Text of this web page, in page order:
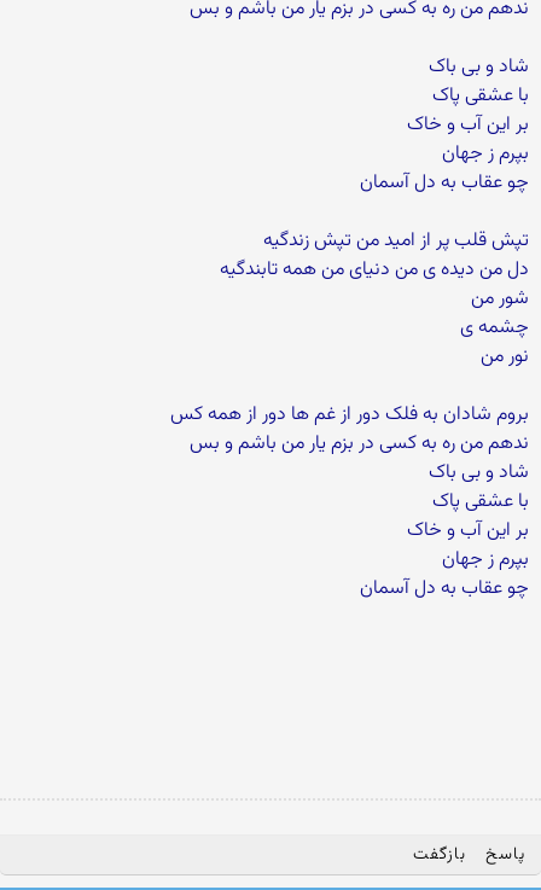
ندهم من ره به کسی در بزم یار من باشم و بس
شاد و بی باک
با عشقی پاک
بر این آب و خاک
بپرم ز جهان
چو عقاب به دل آسمان
تپش قلب پر از امید من تپش زندگیه
دل من دیده ی من دنیای من همه تابندگیه
شور من
چشمه ی
نور من
بروم شادان به فلک دور از غم ها دور از همه کس
ندهم من ره به کسی در بزم یار من باشم و بس
شاد و بی باک
با عشقی پاک
بر این آب و خاک
بپرم ز جهان
چو عقاب به دل آسمان
پاسخ بازگفت